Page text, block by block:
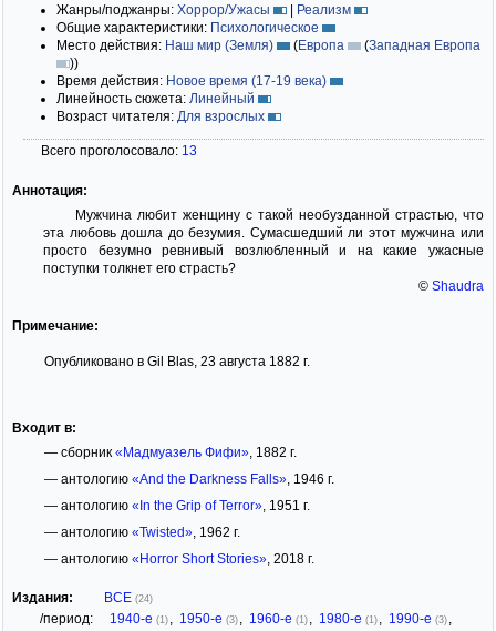
Жанры/поджанры: Хоррор/Ужасы | Реализм
Общие характеристики: Психологическое
Место действия: Наш мир (Земля) (Европа (Западная Европа
))
Время действия: Новое время (17-19 века)
Линейность сюжета: Линейный
Возраст читателя: Для взрослых
Всего проголосовало: 13
Аннотация:
Мужчина любит женщину с такой необузданной страстью, что
эта любовь дошла до безумия. Сумасшедший ли этот мужчина или
просто безумно ревнивый возлюбленный и на какие ужасные
поступки толкнет его страсть?
© Shaudra
Примечание:
Опубликовано в Gil Blas, 23 августа 1882 г.
Входит в:
— сборник «Мадмуазель Фифи», 1882 г.
— антологию «And the Darkness Falls», 1946 г.
— антологию «In the Grip of Terror», 1951 г.
— антологию «Twisted», 1962 г.
— антологию «Horror Short Stories», 2018 г.
Издания: ВСЕ (24)
/период: 1940-е (1) 1950-е (3) 1960-е (1) 1980-е (1) 1990-е (3)